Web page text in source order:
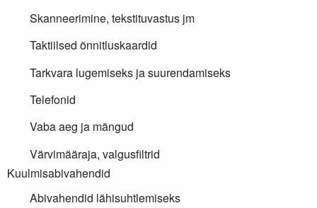
Skanneerimine, tekstituvastus jm
Taktiilsed õnnitluskaardid
Tarkvara lugemiseks ja suurendamiseks
Telefonid
Vaba aeg ja mängud
Värvimääraja, valgusfiltrid
Kuulmisabivahendid
Abivahendid lähisuhtlemiseks